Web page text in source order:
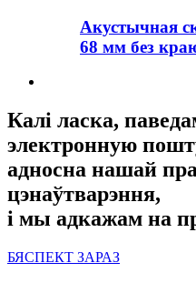
Акустычная
68 мм без
Калі ласка,
электронную
адносна нашай
цэнаўтварэння,
і мы адкажам на
БЯСПЕКТ ЗАРАЗ